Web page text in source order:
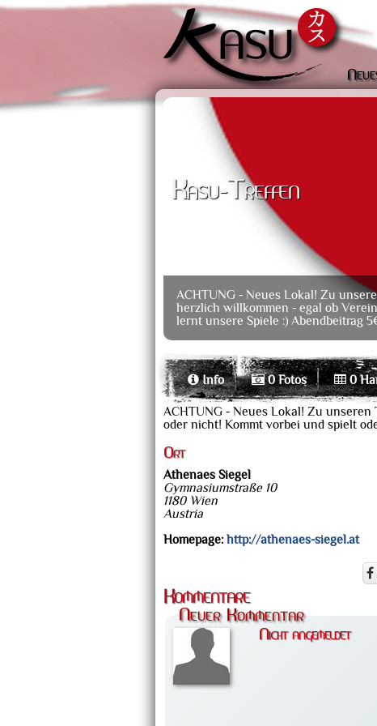
Kasu-Treffen
ACHTUNG - Neues Lokal! Zu
herzlich willkommen - egal ob
lernt unsere Spiele :) Abendbeitrag
Info 0 Fotos 0
ACHTUNG - Neues Lokal! Zu
oder nicht! Kommt vorbei und spielt
Ort
Athenaes Siegel
Gymnasiumstraße 10
1180 Wien
Austria
Homepage: http://athenaes-siegel.at
Kommentare
Neuer Kommentar
Nicht angemeldet